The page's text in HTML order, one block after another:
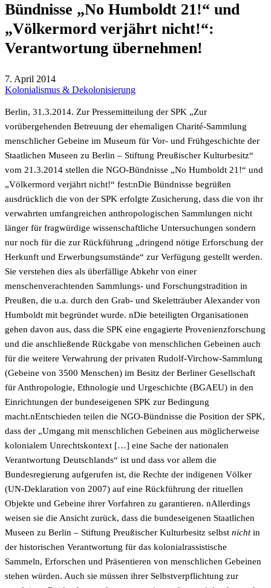
Bündnisse „No Humboldt 21!“ und
„Völkermord verjährt nicht!“:
Verantwortung übernehmen!
7. April 2014
Kolonialismus & Dekolonisierung
Berlin, 31.3.2014. Zur Pressemitteilung der SPK „Zur
vorübergehenden Betreuung der ehemaligen Charité-Sammlung
menschlicher Gebeine im Museum für Vor- und Frühgeschichte der
Staatlichen Museen zu Berlin – Stiftung Preußischer Kulturbesitz“
vom 21.3.2014 stellen die NGO-Bündnisse „No Humboldt 21!“ und
„Völkermord verjährt nicht!“ fest:nDie Bündnisse begrüßen
ausdrücklich die von der SPK erfolgte Zusicherung, dass die von ihr
verwahrten umfangreichen anthropologischen Sammlungen nicht
länger für fragwürdige wissenschaftliche Untersuchungen sondern
nur noch für die zur Rückführung „dringend nötige Erforschung der
Herkunft und Erwerbungsumstände“ zur Verfügung gestellt werden.
Sie verstehen dies als überfällige Abkehr von einer
menschenverachtenden Sammlungs- und Forschungstradition in
Preußen, die u.a. durch den Grab- und Skeletträuber Alexander von
Humboldt mit begründet wurde. nDie beteiligten Organisationen
gehen davon aus, dass die SPK eine engagierte Provenienzforschung
und die anschließende Rückgabe von menschlichen Gebeinen auch
für die weitere Verwahrung der privaten Rudolf-Virchow-Sammlung
(Gebeine von 3500 Menschen) im Besitz der Berliner Gesellschaft
für Anthropologie, Ethnologie und Urgeschichte (BGAEU) in den
Einrichtungen der bundeseigenen SPK zur Bedingung
macht.nEntschieden teilen die NGO-Bündnisse die Position der SPK,
dass der „Umgang mit menschlichen Gebeinen aus möglicherweise
kolonialem Unrechtskontext […] eine Sache der nationalen
Verantwortung Deutschlands“ ist und dass vor allem die
Bundesregierung aufgerufen ist, die Rechte der indigenen Völker
(UN-Deklaration von 2007) auf eine Rückführung der rituellen
Objekte und Gebeine ihrer Vorfahren zu garantieren. nAllerdings
weisen sie die Ansicht zurück, dass die bundeseigenen Staatlichen
Museen zu Berlin – Stiftung Preußischer Kulturbesitz selbst nichtin
der historischen Verantwortung für das kolonialrassistische
Sammeln, Erforschen und Präsentieren von menschlichen Gebeinen
stehen würden. Auch sie müssen ihrer Selbstverpflichtung zur